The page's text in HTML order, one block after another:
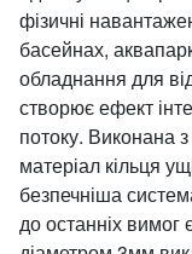
фізичні
басейнах,
обладнання для
створює ефект
потоку. Виконана
матеріал кільця
безпечніша
до останніх вимог